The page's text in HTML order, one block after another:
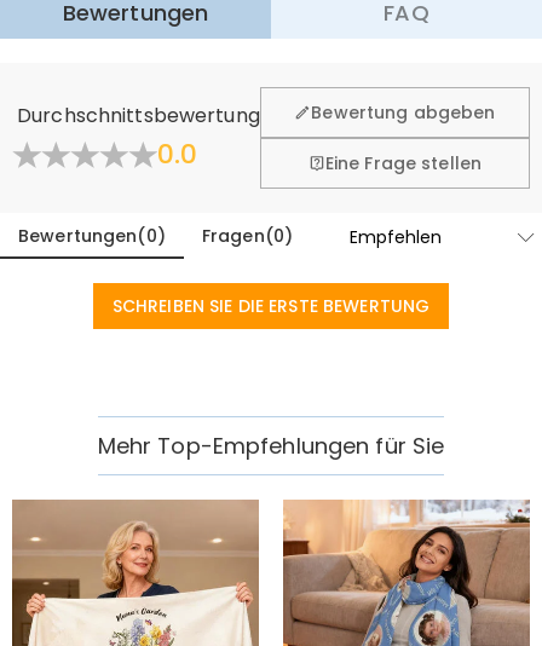
fühlen. Deshalb bieten wir Ihnen 60 Tage Rückgaberecht.
Bewertungen FAQ
Durchschnittsbewertung
0.0
Bewertung abgeben
Eine Frage stellen
Bewertungen(0) Fragen(0)
SCHREIBEN SIE DIE ERSTE BEWERTUNG
Mehr Top-Empfehlungen für Sie